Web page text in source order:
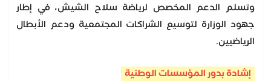
وتسلم الدعم المخصص لرياضة سلاح الشيش، في إطار
جهود الوزارة لتوسيع الشراكات المجتمعية ودعم الأبطال
الرياضيين.
إشادة بدور المؤسسات الوطنية